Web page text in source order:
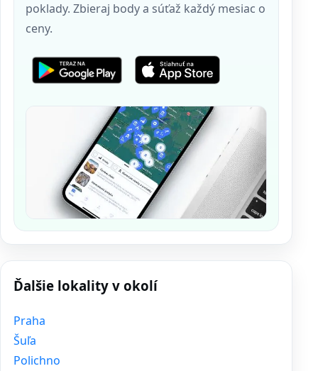
poklady. Zbieraj body a súťaž každý mesiac o
ceny.
Ďalšie lokality v okolí
Praha
Šuľa
Polichno